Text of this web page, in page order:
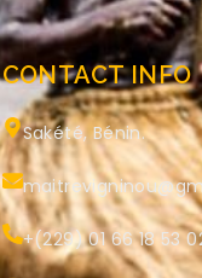
CONTACT INFO
Sakété, Bénin.
+(229) 01 66 18 53